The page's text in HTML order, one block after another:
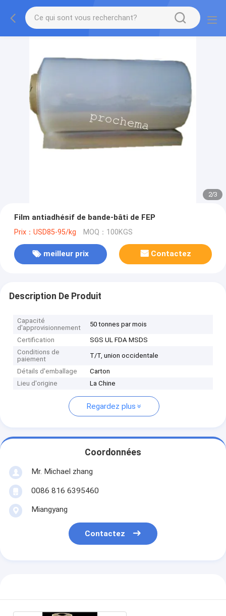
2/3
Film antiadhésif de bande-bâti de FEP
Prix：USD85-95/kg MOQ：100KGS
meilleur prix Contactez
Description De Produit
Capacité
d'approvisionnement
50 tonnes par mois
Certification
SGS UL FDA MSDS
Conditions de
paiement
T/T, union occidentale
Détails d'emballage
Carton
Lieu d'origine
La Chine
Regardez plus
Coordonnées
Mr. Michael zhang
0086 816 6395460
Miangyang
Contactez